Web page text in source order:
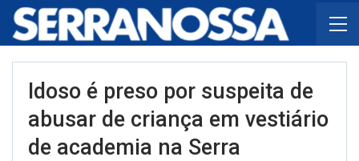
Idoso é preso por suspeita de
abusar de criança em vestiário
de academia na Serra